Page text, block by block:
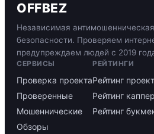
OFFBEZ
Независимая
безопасности. Проверяем
предупреждаем людей с 2019
СЕРВИСЫ
Проверка проекта
Проверенные
Мошеннические
Обзоры
РЕЙТИНГИ
Рейтинг
Рейтинг
Рейтинг